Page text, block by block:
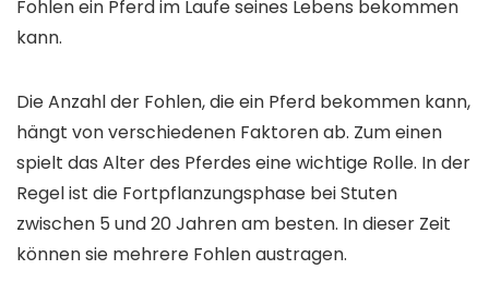
Fohlen ein Pferd im Laufe seines Lebens bekommen
kann.
Die Anzahl der Fohlen, die ein Pferd bekommen kann,
hängt von verschiedenen Faktoren ab. Zum einen
spielt das Alter des Pferdes eine wichtige Rolle. In der
Regel ist die Fortpflanzungsphase bei Stuten
zwischen 5 und 20 Jahren am besten. In dieser Zeit
können sie mehrere Fohlen austragen.